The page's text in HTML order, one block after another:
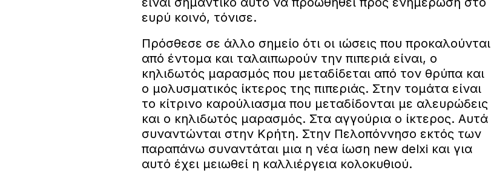
ευρύ κοινό, τόνισε.
Πρόσθεσε σε άλλο σημείο ότι οι ιώσεις που προκαλούνται
από έντομα και ταλαιπωρούν την πιπεριά είναι, ο
κηλιδωτός μαρασμός που μεταδίδεται από τον θρύπα και
ο μολυσματικός ίκτερος της πιπεριάς. Στην τομάτα είναι
το κίτρινο καρούλιασμα που μεταδίδονται με αλευρώδεις
και ο κηλιδωτός μαρασμός. Στα αγγούρια ο ίκτερος. Αυτά
συναντώνται στην Κρήτη. Στην Πελοπόννησο εκτός των
παραπάνω συναντάται μια η νέα ίωση new delxi και για
αυτό έχει μειωθεί η καλλιέργεια κολοκυθιού.